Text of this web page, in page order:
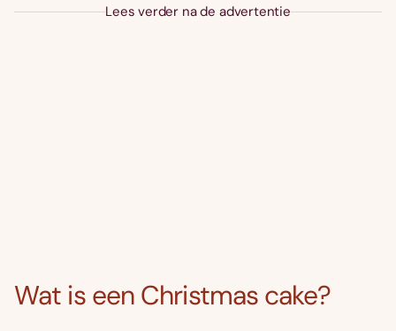
Lees verder na de advertentie
Wat is een Christmas cake?